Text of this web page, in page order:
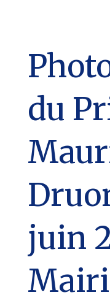
du
juin